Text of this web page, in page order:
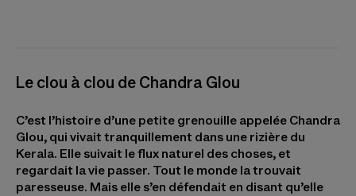
Le clou à clou de Chandra Glou
C’est l’histoire d’une petite grenouille appelée Chandra
Glou, qui vivait tranquillement dans une rizière du
Kerala. Elle suivait le flux naturel des choses, et
regardait la vie passer. Tout le monde la trouvait
paresseuse. Mais elle s’en défendait en disant qu’elle